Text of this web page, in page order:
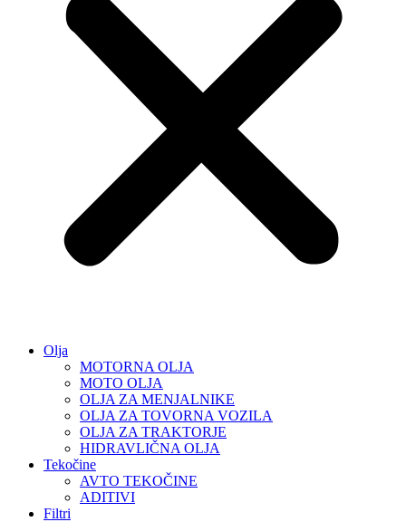
Olja
MOTORNA OLJA
MOTO OLJA
OLJA ZA MENJALNIKE
OLJA ZA TOVORNA VOZILA
OLJA ZA TRAKTORJE
HIDRAVLIČNA OLJA
Tekočine
AVTO TEKOČINE
ADITIVI
Filtri